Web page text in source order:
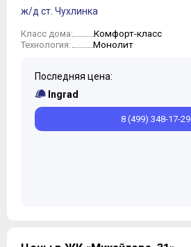
ж/д ст. Чухлинка
Класс дома: Комфорт-класс
Технология: Монолит
Последняя цена:
Ingrad
8 (499) 348-17-29